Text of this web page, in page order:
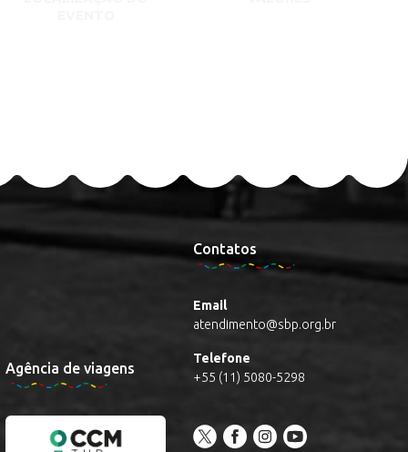
Agência de viagens
Contatos
Email
atendimento@sbp.org.br
Telefone
+55 (11) 5080-5298